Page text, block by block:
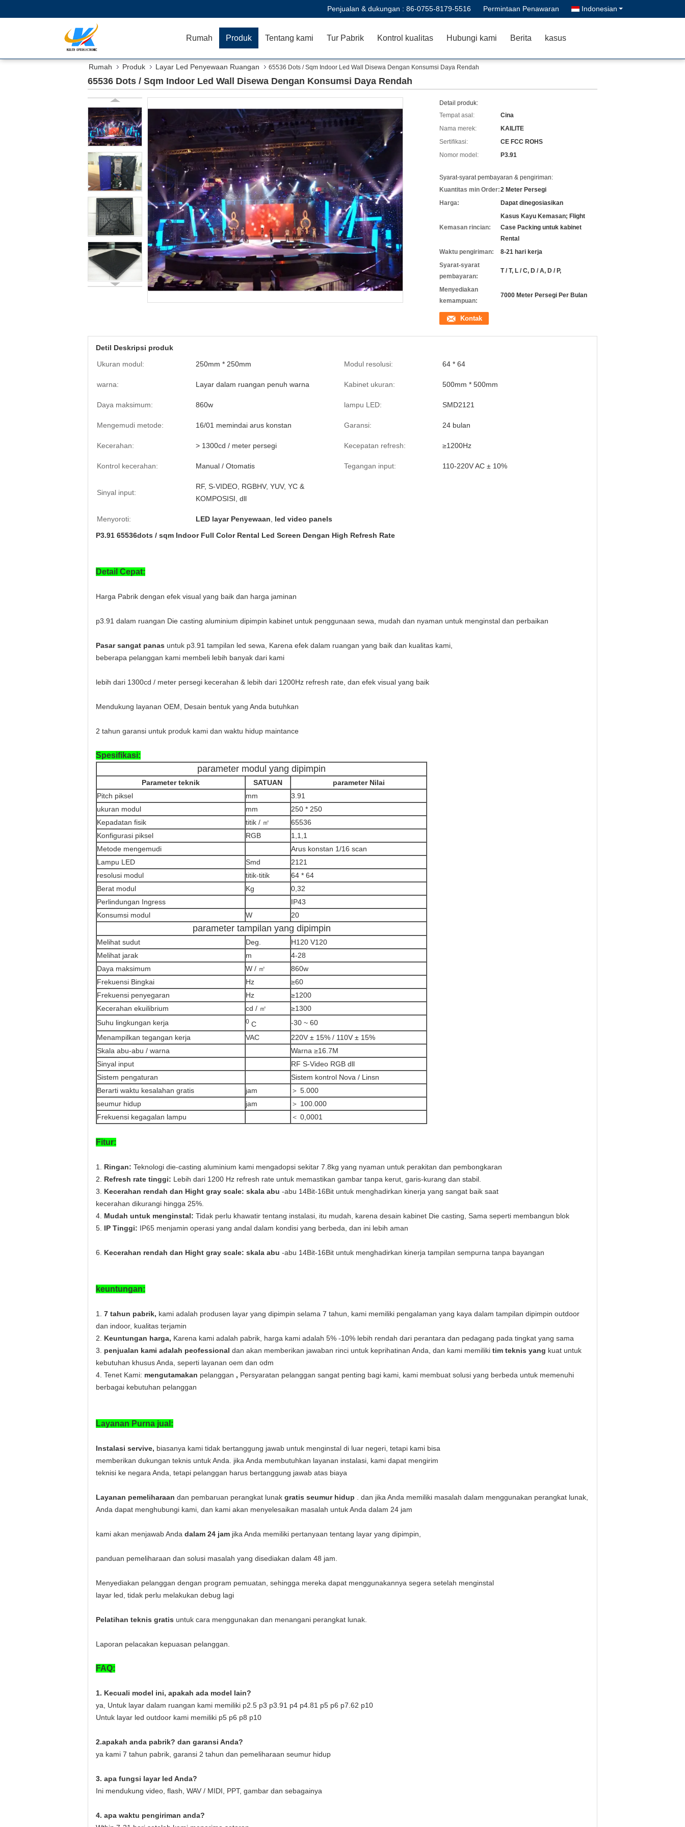
Penjualan & dukungan : 86-0755-8179-5516 Permintaan Penawaran Indonesian
Rumah Produk Tentang kami Tur Pabrik Kontrol kualitas Hubungi kami Berita kasus
Rumah Produk Layar Led Penyewaan Ruangan 65536 Dots / Sqm Indoor Led Wall Disewa Dengan Konsumsi Daya Rendah
65536 Dots / Sqm Indoor Led Wall Disewa Dengan Konsumsi Daya Rendah
Detail produk:
Tempat asal:
Cina
Nama merek:
KAILITE
Sertifikasi:
CE FCC ROHS
Nomor model:
P3.91
Syarat-syarat pembayaran & pengiriman:
Kuantitas min Order:2 Meter Persegi
Harga:
Dapat dinegosiasikan
Kemasan rincian:
Kasus Kayu Kemasan; Flight
Case Packing untuk kabinet
Rental
Waktu pengiriman:
8-21 hari kerja
Syarat-syarat
pembayaran:
T / T, L / C, D / A, D / P,
Menyediakan
kemampuan:
7000 Meter Persegi Per Bulan
Kontak
Detil Deskripsi produk
Ukuran modul:
250mm * 250mm Modul resolusi: 64 * 64
warna: Layar dalam ruangan penuh warna Kabinet ukuran: 500mm * 500mm
Daya maksimum: 860w lampu LED: SMD2121
Mengemudi metode: 16/01 memindai arus konstan Garansi: 24 bulan
Kecerahan: > 1300cd / meter persegi Kecepatan refresh: ≥1200Hz
Kontrol kecerahan: Manual / Otomatis Tegangan input: 110-220V AC ± 10%
Sinyal input:
RF, S-VIDEO, RGBHV, YUV, YC &
KOMPOSISI, dll
Menyoroti: LED layar Penyewaan
led video panels
P3.91 65536dots / sqm Indoor Full Color Rental Led Screen Dengan High Refresh Rate
Detail Cepat:
Harga Pabrik dengan efek visual yang baik dan harga jaminan
p3.91 dalam ruangan Die casting aluminium dipimpin kabinet untuk penggunaan sewa, mudah dan nyaman untuk menginstal dan perbaikan
Pasar sangat panas untuk p3.91 tampilan led sewa, Karena efek dalam ruangan yang baik dan kualitas kami,
beberapa pelanggan kami membeli lebih banyak dari kami
lebih dari 1300cd / meter persegi kecerahan & lebih dari 1200Hz refresh rate, dan efek visual yang baik
Mendukung layanan OEM, Desain bentuk yang Anda butuhkan
2 tahun garansi untuk produk kami dan waktu hidup maintance
Spesifikasi:
parameter modul yang dipimpin
Parameter teknik SATUAN
parameter Nilai
Pitch piksel
mm
3.91
ukuran modul
mm
250 * 250
Kepadatan fisik
titik / ㎡
65536
Konfigurasi piksel
RGB
1,1,1
Metode mengemudi
Arus konstan 1/16 scan
Lampu LED
Smd
2121
resolusi modul
titik-titik
64 * 64
Berat modul
Kg
0,32
Perlindungan Ingress
IP43
Konsumsi modul
W 20
parameter tampilan yang dipimpin
Melihat sudut Deg.
H120 V120
Melihat jarak
m
4-28
Daya maksimum
W / ㎡
860w
Frekuensi Bingkai
Hz
≥60
Frekuensi penyegaran
Hz
≥1200
Kecerahan ekuilibrium
cd / ㎡
≥1300
Suhu lingkungan kerja
0 C
-30 ~ 60
Menampilkan tegangan kerja
VAC
220V ± 15% / 110V ± 15%
Skala abu-abu / warna
Warna ≥16.7M
Sinyal input
RF S-Video RGB dll
Sistem pengaturan
Sistem kontrol Nova / Linsn
Berarti waktu kesalahan gratis
jam
＞ 5.000
seumur hidup
jam
＞ 100.000
Frekuensi kegagalan lampu
＜ 0,0001
Fitur:
1. Ringan: Teknologi die-casting aluminium kami mengadopsi sekitar 7.8kg yang nyaman untuk perakitan dan pembongkaran
2. Refresh rate tinggi: Lebih dari 1200 Hz refresh rate untuk memastikan gambar tanpa kerut, garis-kurang dan stabil.
3. Kecerahan rendah dan Hight gray scale: skala abu -abu 14Bit-16Bit untuk menghadirkan kinerja yang sangat baik saat
kecerahan dikurangi hingga 25%.
4. Mudah untuk menginstal: Tidak perlu khawatir tentang instalasi, itu mudah, karena desain kabinet Die casting, Sama seperti membangun blok
5. IP Tinggi: IP65 menjamin operasi yang andal dalam kondisi yang berbeda, dan ini lebih aman
6. Kecerahan rendah dan Hight gray scale: skala abu -abu 14Bit-16Bit untuk menghadirkan kinerja tampilan sempurna tanpa bayangan
keuntungan:
1. 7 tahun pabrik, kami adalah produsen layar yang dipimpin selama 7 tahun, kami memiliki pengalaman yang kaya dalam tampilan dipimpin outdoor
dan indoor, kualitas terjamin
2. Keuntungan harga, Karena kami adalah pabrik, harga kami adalah 5% -10% lebih rendah dari perantara dan pedagang pada tingkat yang sama
3. penjualan kami adalah peofessional dan akan memberikan jawaban rinci untuk keprihatinan Anda, dan kami memiliki tim teknis yang kuat untuk
kebutuhan khusus Anda, seperti layanan oem dan odm
4. Tenet Kami: mengutamakan pelanggan , Persyaratan pelanggan sangat penting bagi kami, kami membuat solusi yang berbeda untuk memenuhi
berbagai kebutuhan pelanggan
Layanan Purna jual:
Instalasi servive, biasanya kami tidak bertanggung jawab untuk menginstal di luar negeri, tetapi kami bisa
memberikan dukungan teknis untuk Anda. jika Anda membutuhkan layanan instalasi, kami dapat mengirim
teknisi ke negara Anda, tetapi pelanggan harus bertanggung jawab atas biaya
Layanan pemeliharaan dan pembaruan perangkat lunak gratis seumur hidup . dan jika Anda memiliki masalah dalam menggunakan perangkat lunak,
Anda dapat menghubungi kami, dan kami akan menyelesaikan masalah untuk Anda dalam 24 jam
kami akan menjawab Anda dalam 24 jam jika Anda memiliki pertanyaan tentang layar yang dipimpin,
panduan pemeliharaan dan solusi masalah yang disediakan dalam 48 jam.
Menyediakan pelanggan dengan program pemuatan, sehingga mereka dapat menggunakannya segera setelah menginstal
layar led, tidak perlu melakukan debug lagi
Pelatihan teknis gratis untuk cara menggunakan dan menangani perangkat lunak.
Laporan pelacakan kepuasan pelanggan.
FAQ:
1. Kecuali model ini, apakah ada model lain?
ya, Untuk layar dalam ruangan kami memiliki p2.5 p3 p3.91 p4 p4.81 p5 p6 p7.62 p10
Untuk layar led outdoor kami memiliki p5 p6 p8 p10
2.apakah anda pabrik? dan garansi Anda?
ya kami 7 tahun pabrik, garansi 2 tahun dan pemeliharaan seumur hidup
3. apa fungsi layar led Anda?
Ini mendukung video, flash, WAV / MIDI, PPT, gambar dan sebagainya
4. apa waktu pengiriman anda?